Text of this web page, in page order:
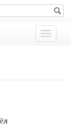
Показать
меню